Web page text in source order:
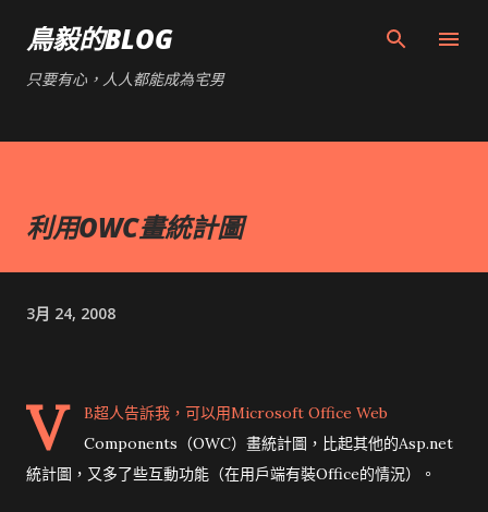
鳥毅的BLOG
只要有心，人人都能成為宅男
利用OWC畫統計圖
3月 24, 2008
V
B超人告訴我，可以用Microsoft Office Web
Components（OWC）畫統計圖，比起其他的Asp.net
統計圖，又多了些互動功能（在用戶端有裝Office的情況）。